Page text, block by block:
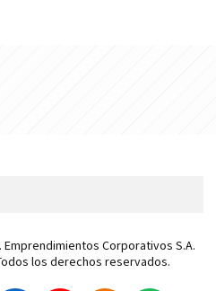
Corporativos S.A.
los derechos reservados.